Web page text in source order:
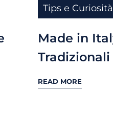
Tips e Curiosità
Made in
Tradizionali
READ MORE